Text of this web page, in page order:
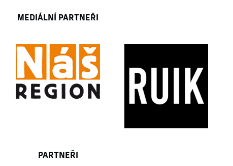
MEDIÁLNÍ PARTNEŘI
PARTNEŘI